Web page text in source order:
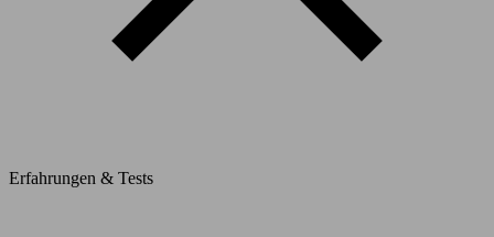
Erfahrungen & Tests